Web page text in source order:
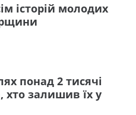
історій молодих
понад 2 тисячі
хто залишив їх у